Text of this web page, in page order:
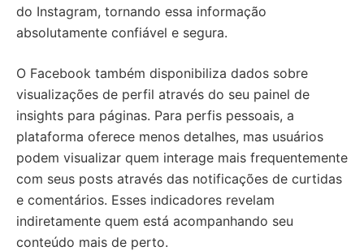
do Instagram, tornando essa informação
absolutamente confiável e segura.
O Facebook também disponibiliza dados sobre
visualizações de perfil através do seu painel de
insights para páginas. Para perfis pessoais, a
plataforma oferece menos detalhes, mas usuários
podem visualizar quem interage mais frequentemente
com seus posts através das notificações de curtidas
e comentários. Esses indicadores revelam
indiretamente quem está acompanhando seu
conteúdo mais de perto.